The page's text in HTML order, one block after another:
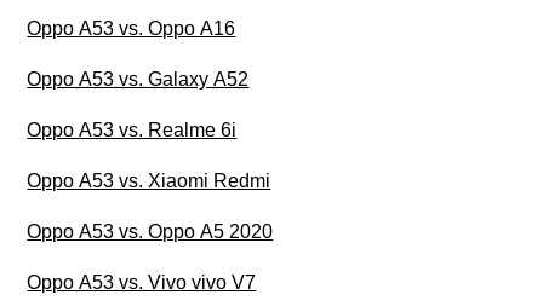
Oppo A53 vs. Oppo A16
Oppo A53 vs. Galaxy A52
Oppo A53 vs. Realme 6i
Oppo A53 vs. Xiaomi Redmi
Oppo A53 vs. Oppo A5 2020
Oppo A53 vs. Vivo vivo V7